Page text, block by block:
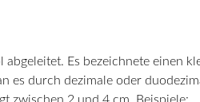
Es bezeichnete einen
es durch dezimale oder
zwischen 2 und 4 cm. Beispiele: